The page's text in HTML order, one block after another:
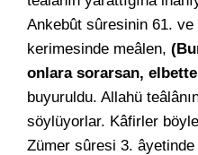
Ankebût sûresinin 61.
kerimesinde meâlen,
onlara sorarsan,
buyuruldu. Allahü
söylüyorlar. Kâfirler
Zümer sûresi 3.